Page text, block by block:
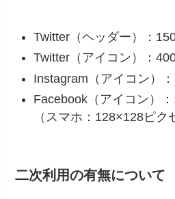
Twitter（ヘッダー）：
Twitter（アイコン）：
Instagram（アイコン）
Facebook（アイコン）
（スマホ：128×128ピク
二次利用の有無について